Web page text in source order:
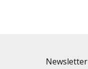
Newsletter